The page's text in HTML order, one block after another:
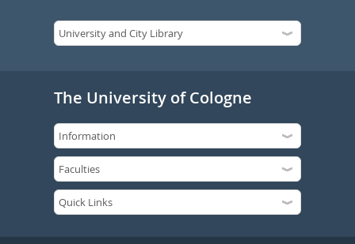
The University of Cologne